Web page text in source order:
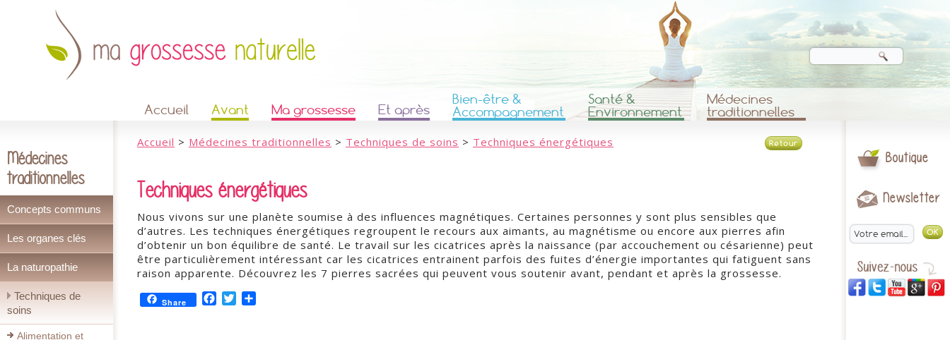
Accueil Avant Ma grossesse Et après
Bien-être &
Accompagnement
Santé &
Environnement
Médecines
traditionnelles
Médecines
traditionnelles
Concepts communs
Les organes clés
La naturopathie
Techniques de
soins
Alimentation et
Accueil > Médecines traditionnelles > Techniques de soins > Techniques énergétiques Retour
Techniques énergétiques
Nous vivons sur une planète soumise à des influences magnétiques. Certaines personnes y sont plus sensibles que
d’autres. Les techniques énergétiques regroupent le recours aux aimants, au magnétisme ou encore aux pierres afin
d’obtenir un bon équilibre de santé. Le travail sur les cicatrices après la naissance (par accouchement ou césarienne) peut
être particulièrement intéressant car les cicatrices entrainent parfois des fuites d’énergie importantes qui fatiguent sans
raison apparente. Découvrez les 7 pierres sacrées qui peuvent vous soutenir avant, pendant et après la grossesse.
Share Facebook
Twitter
Boutique
Newsletter